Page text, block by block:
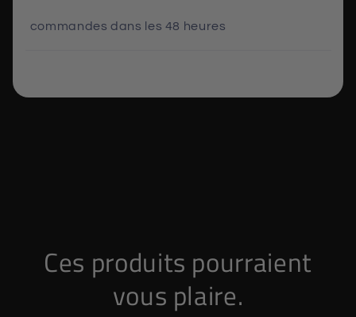
commandes dans les 48 heures
Ces produits pourraient
vous plaire.